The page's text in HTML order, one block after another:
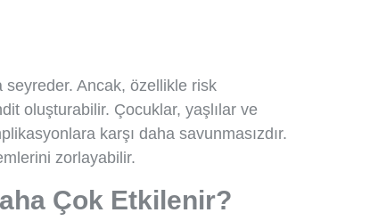
Ancak, özellikle risk
oluşturabilir. Çocuklar, yaşlılar ve
karşı daha savunmasızdır.
zorlayabilir.
Çok Etkilenir?